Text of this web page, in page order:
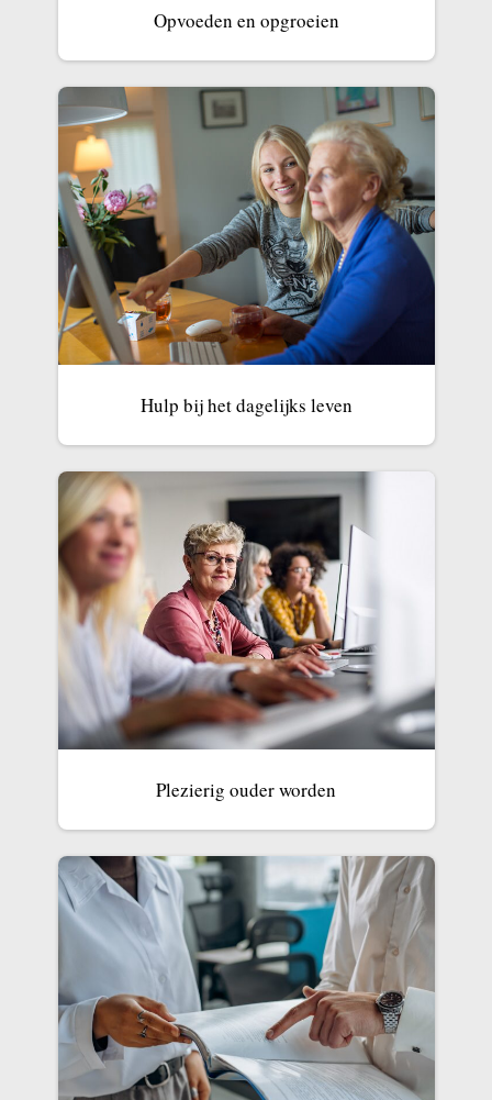
Opvoeden en opgroeien
Hulp bij het dagelijks leven
Plezierig ouder worden